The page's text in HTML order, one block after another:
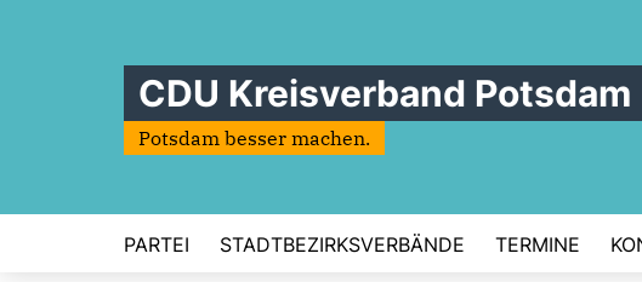
CDU Kreisverband Potsdam
Potsdam besser machen.
PARTEI STADTBEZIRKSVERBÄNDE TERMINE